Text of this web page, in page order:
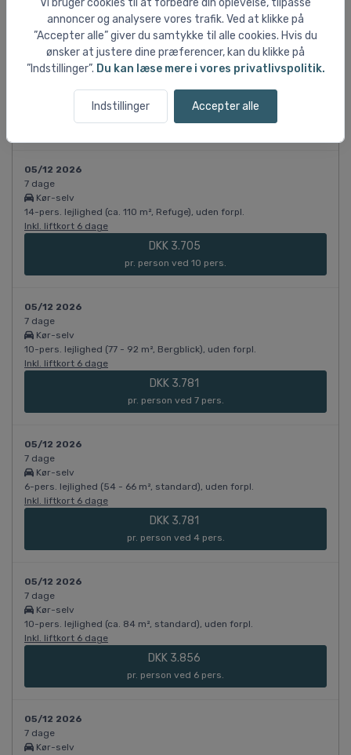
annoncer og analysere vores trafik. Ved at klikke på
”Accepter alle” giver du samtykke til alle cookies. Hvis du
ønsker at justere dine præferencer, kan du klikke på
”Indstillinger”. Du kan læse mere i vores privatlivspolitik.
Indstillinger Accepter alle
05/12 2026
6-pers. lejlighed (48 - 55 m², standard), uden forpl.
Inkl. liftkort 6 dage
DKK 3.705
pr. person ved 4 pers.
05/12 2026
7 dage
Kør-selv
14-pers. lejlighed (ca. 110 m², Refuge), uden forpl.
Inkl. liftkort 6 dage
DKK 3.705
pr. person ved 10 pers.
05/12 2026
7 dage
Kør-selv
10-pers. lejlighed (77 - 92 m², Bergblick), uden forpl.
Inkl. liftkort 6 dage
DKK 3.781
pr. person ved 7 pers.
05/12 2026
7 dage
Kør-selv
6-pers. lejlighed (54 - 66 m², standard), uden forpl.
Inkl. liftkort 6 dage
DKK 3.781
pr. person ved 4 pers.
05/12 2026
7 dage
Kør-selv
10-pers. lejlighed (ca. 84 m², standard), uden forpl.
Inkl. liftkort 6 dage
DKK 3.856
pr. person ved 6 pers.
05/12 2026
7 dage
Kør-selv